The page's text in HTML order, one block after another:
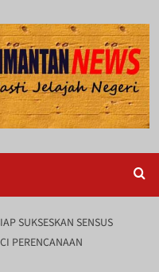
SUKSESKAN SENSUS
PERENCANAAN